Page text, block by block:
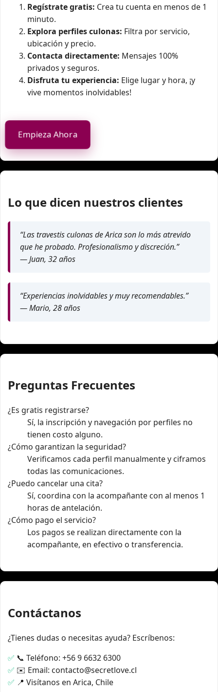
Regístrate gratis: Crea tu cuenta en menos de 1
minuto.
Explora perfiles culonas: Filtra por servicio,
ubicación y precio.
Contacta directamente: Mensajes 100%
privados y seguros.
Disfruta tu experiencia: Elige lugar y hora, ¡y
vive momentos inolvidables!
Empieza Ahora
Lo que dicen nuestros clientes
“Las travestis culonas de Arica son lo más atrevido
que he probado. Profesionalismo y discreción.”
— Juan, 32 años
“Experiencias inolvidables y muy recomendables.”
— Mario, 28 años
Preguntas Frecuentes
¿Es gratis registrarse?
Sí, la inscripción y navegación por perfiles no
tienen costo alguno.
¿Cómo garantizan la seguridad?
Verificamos cada perfil manualmente y ciframos
todas las comunicaciones.
¿Puedo cancelar una cita?
Sí, coordina con la acompañante con al menos 1
horas de antelación.
¿Cómo pago el servicio?
Los pagos se realizan directamente con la
acompañante, en efectivo o transferencia.
Contáctanos
¿Tienes dudas o necesitas ayuda? Escríbenos:
📞 Teléfono: +56 9 6632 6300
✉️ Email: contacto@secretlove.cl
📍 Visítanos en Arica, Chile